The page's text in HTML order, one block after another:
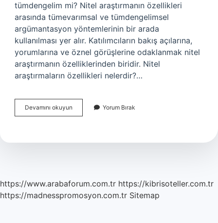
tümdengelim mi? Nitel araştırmanın özellikleri
arasında tümevarımsal ve tümdengelimsel
argümantasyon yöntemlerinin bir arada
kullanılması yer alır. Katılımcıların bakış açılarına,
yorumlarına ve öznel görüşlerine odaklanmak nitel
araştırmanın özelliklerinden biridir. Nitel
araştırmaların özellikleri nelerdir?…
Devamını okuyun
Araştırma
Mu
Yorum Bırak
https://www.arabaforum.com.tr https://kibrisoteller.com.tr
https://madnesspromosyon.com.tr Sitemap